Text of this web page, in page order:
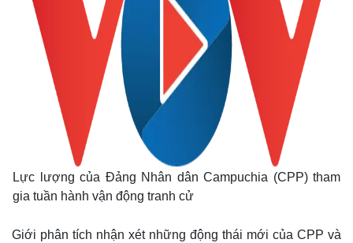
Lực lượng của Đảng Nhân dân Campuchia (CPP) tham
gia tuần hành vận động tranh cử
Giới phân tích nhận xét những động thái mới của CPP và